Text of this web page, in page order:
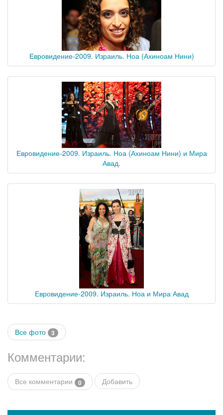
Евровидение-2009. Израиль. Ноа (Ахиноам Нини)
Евровидение-2009. Израиль. Ноа (Ахиноам Нини) и Мира
Авад.
Евровидение-2009. Израиль. Ноа и Мира Авад
Все фото 3
Комментарии:
Все комментарии 0 Добавить